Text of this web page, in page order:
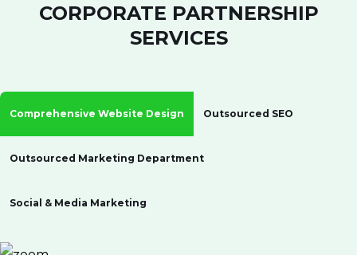
CORPORATE PARTNERSHIP
SERVICES
Comprehensive Website Design Outsourced SEO
Outsourced Marketing Department
Social & Media Marketing